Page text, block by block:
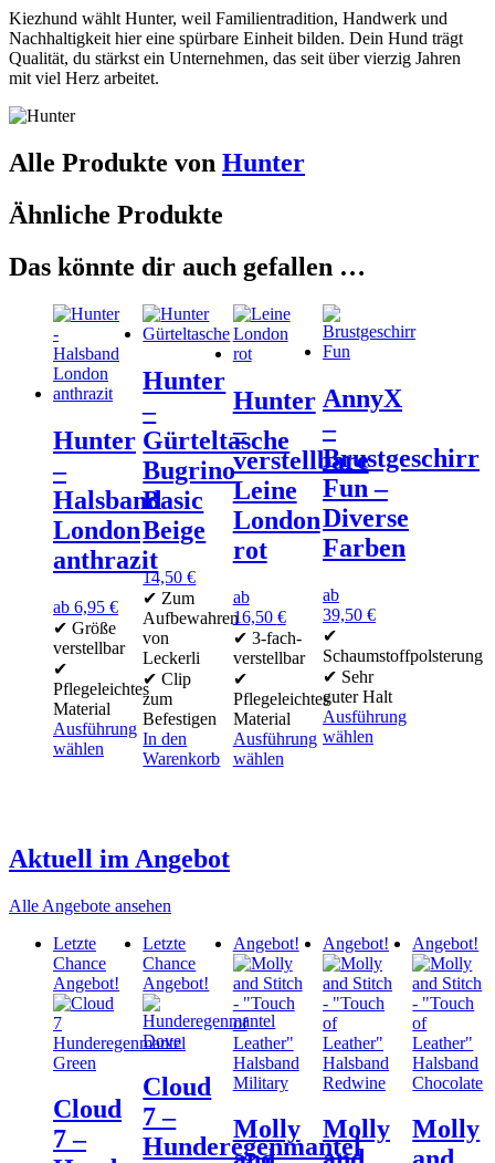
Kiezhund wählt Hunter, weil Familientradition, Handwerk und
Nachhaltigkeit hier eine spürbare Einheit bilden. Dein Hund trägt
Qualität, du stärkst ein Unternehmen, das seit über vierzig Jahren
mit viel Herz arbeitet.
Alle Produkte von Hunter
Ähnliche Produkte
Das könnte dir auch gefallen …
Hunter
–
Halsband
London
anthrazit
ab 6,95 €
✔ Größe
verstellbar
✔
Pflegeleichtes
Material
Ausführung
wählen
Varianten
auf.
Optionen
auf
der
Produktseite
gewählt
werden
Hunter
–
Gürteltasche
Bugrino
Basic
Beige
14,50€
✔ Zum
Aufbewahren
von
Leckerli
✔ Clip
zum
Befestigen
In den
Warenkorb
Hunter
–
verstellbare
Leine
London
rot
ab
16,50 €
✔ 3-fach-
verstellbar
✔
Pflegeleichtes
Material
Ausführung
wählen
können
auf
der
Produktseite
gewählt
werden
AnnyX
–
Brustgeschirr
Fun –
Diverse
Farben
ab
39,50 €
✔
Schaumstoffpolsterung
✔ Sehr
guter Halt
Ausführung
wählen
auf
der
Produktseite
gewählt
werden
Aktuell im Angebot
Alle Angebote ansehen
Letzte
Chance
Angebot!
Cloud
7 –
Letzte
Chance
Angebot!
Cloud
7 –
Hunderegenmantel
Angebot!
Molly
Angebot!
Molly
Angebot!
Molly